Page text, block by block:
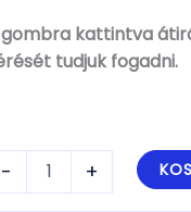
kattintva
tudjuk fogadni.
- +